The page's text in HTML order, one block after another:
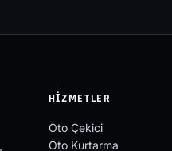
HIZMETLER
Oto Çekici
Oto Kurtarma